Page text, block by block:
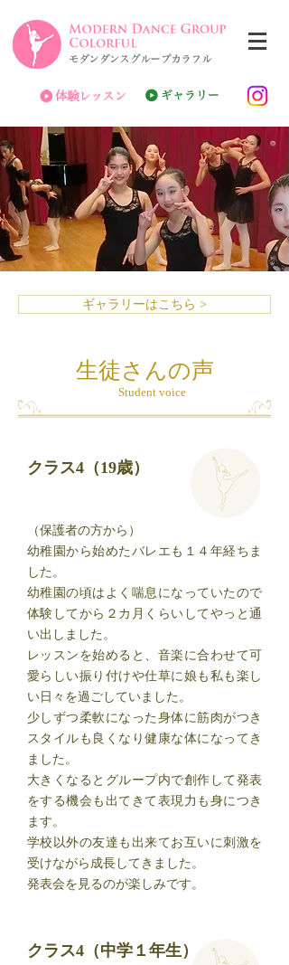
ギャラリーはこちら >
生徒さんの声
Student voice
クラス4（19歳）
（保護者の方から）
幼稚園から始めたバレエも１４年経ちま
した。
幼稚園の頃はよく喘息になっていたので
体験してから２カ月くらいしてやっと通
い出しました。
レッスンを始めると、音楽に合わせて可
愛らしい振り付けや仕草に娘も私も楽し
い日々を過ごしていました。
少しずつ柔軟になった身体に筋肉がつき
スタイルも良くなり健康な体になってき
ました。
大きくなるとグループ内で創作して発表
をする機会も出てきて表現力も身につき
ます。
学校以外の友達も出来てお互いに刺激を
受けながら成長してきました。
発表会を見るのが楽しみです。
クラス4（中学１年生）